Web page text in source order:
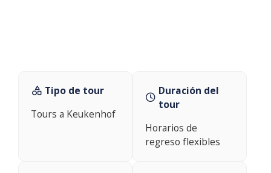
Tipo de tour
Tours a Keukenhof
Duración del
tour
Horarios de
regreso flexibles